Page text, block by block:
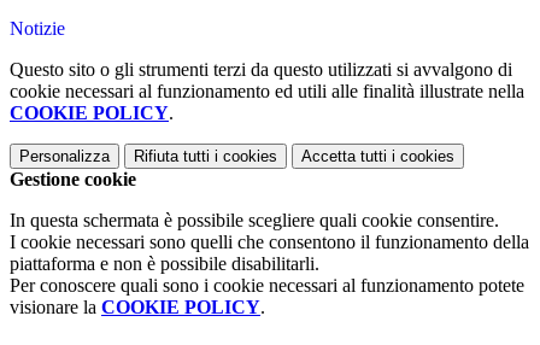
Notizie
Questo sito o gli strumenti terzi da questo utilizzati si avvalgono di
cookie necessari al funzionamento ed utili alle finalità illustrate nella
COOKIE POLICY.
Personalizza Rifiuta tutti i cookies Accetta tutti i cookies
Gestione cookie
In questa schermata è possibile scegliere quali cookie consentire.
I cookie necessari sono quelli che consentono il funzionamento della
piattaforma e non è possibile disabilitarli.
Per conoscere quali sono i cookie necessari al funzionamento potete
visionare la COOKIE POLICY.